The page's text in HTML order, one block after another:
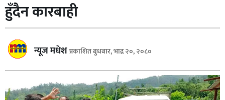
प्रदेश
लुम्बिनी
गण्डकी
बागमती
कर्णाली
हुँदैन कारबाही
न्यूज मधेशप्रकाशित बुधबार, भाद्र २०, २०८०